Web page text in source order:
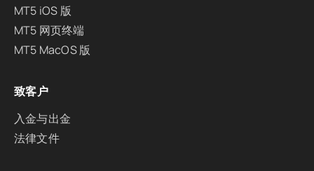
MT5 iOS 版
MT5 网页终端
MT5 MacOS 版
致客户
入金与出金
法律文件